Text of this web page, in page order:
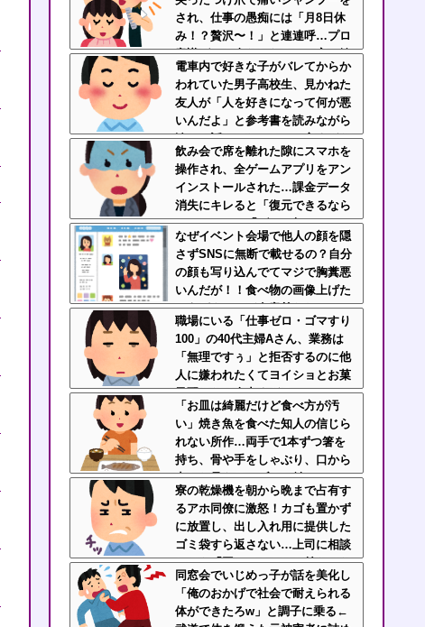
され、仕事の愚痴には「月8日休
み！？贅沢〜！」と連連呼…プロ
意識ゼロの身だしなみと、客に嫉
妬してマウントを取ってくるのが
不快すぎ・・・
電車内で好きな子がバレてからか
われていた男子高校生、見かねた
友人が「人を好きになって何が悪
いんだよ」と参考書を読みながら
淡々と話してた←カッコ良すぎだ
ろ
飲み会で席を離れた隙にスマホを
操作され、全ゲームアプリをアン
インストールされた…課金データ
消失にキレると「復元できるなら
いいじゃん」「ゲーム如きで」と
逆ギレして帰走
なぜイベント会場で他人の顔を隠
さずSNSに無断で載せるの？自分
の顔も写り込んでてマジで胸糞悪
いんだが！！食べ物の画像上げた
ほうがよっぽど有意義だわ
職場にいる「仕事ゼロ・ゴマすり
100」の40代主婦Aさん、業務は
「無理ですぅ」と拒否するのに他
人に嫌われたくてヨイショとお菓
子配りだけ全力すぎる
「お皿は綺麗だけど食べ方が汚
い」焼き魚を食べた知人の信じら
れない所作…両手で1本ずつ箸を
持ち、骨や手をしゃぶり、口から
出した骨をテーブルに並べ
る・・・
寮の乾燥機を朝から晩まで占有す
るアホ同僚に激怒！カゴも置かず
に放置し、出し入れ用に提供した
ゴミ袋すら返さない…上司に相談
しても「困ってるのはお前だけだ
から我慢しろ」←はぁ？！
同窓会でいじめっ子が話を美化し
「俺のおかげで社会で耐えられる
体ができたろw」と調子に乗る←